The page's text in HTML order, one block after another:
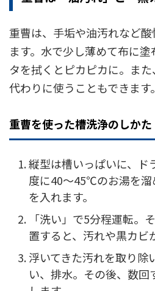
重曹は、手垢や油汚れなど
ます。水で少し薄めて布に
タを拭くとピカピカに。ま
代わりに使うこともできます。
重曹を使った槽洗浄のしかた
縦型は槽いっぱいに、ド
度に40～45℃のお湯を溜
を入れます。
「洗い」で5分程運転。
置すると、汚れや黒カビ
浮いてきた汚れを取り除
い、排水。その後、数